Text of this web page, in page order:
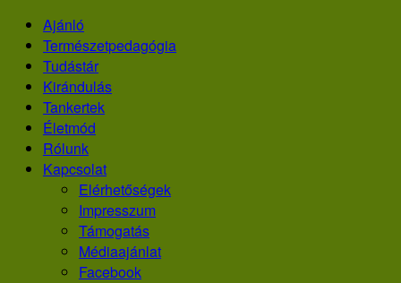
Skip
content
Ajánló
Természetpedagógia
Tudástár
Kirándulás
Tankertek
Életmód
Rólunk
Kapcsolat
Elérhetőségek
Impresszum
Támogatás
Médiaajánlat
Facebook